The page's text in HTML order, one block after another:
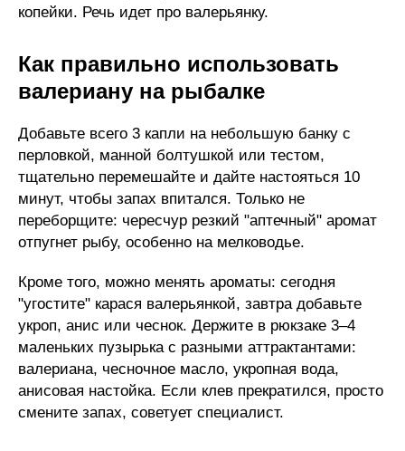
копейки. Речь идет про валерьянку.
Как правильно использовать
валериану на рыбалке
Добавьте всего 3 капли на небольшую банку с
перловкой, манной болтушкой или тестом,
тщательно перемешайте и дайте настояться 10
минут, чтобы запах впитался. Только не
переборщите: чересчур резкий "аптечный" аромат
отпугнет рыбу, особенно на мелководье.
Кроме того, можно менять ароматы: сегодня
"угостите" карася валерьянкой, завтра добавьте
укроп, анис или чеснок. Держите в рюкзаке 3–4
маленьких пузырька с разными аттрактантами:
валериана, чесночное масло, укропная вода,
анисовая настойка. Если клев прекратился, просто
смените запах, советует специалист.